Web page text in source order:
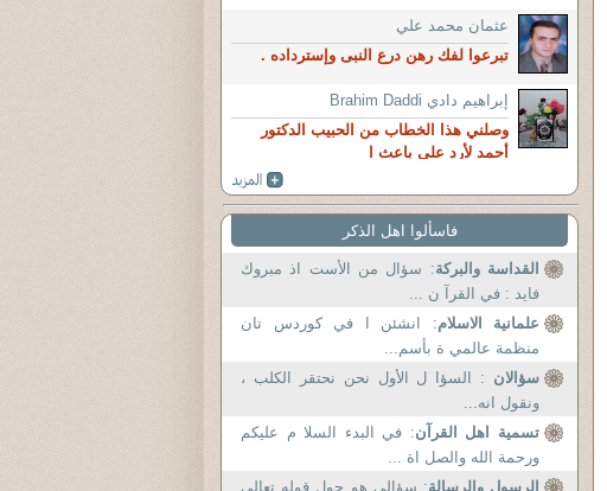
عثمان محمد علي
تبرعوا لفك رهن درع النبى وإسترداده .
إبراهيم دادي Brahim Daddi
وصلني هذا الخطاب من الحبيب الدكتور
أحمد لأرد على باعث ا
فاسألوا اهل الذكر
القداسة والبركة: سؤال من الأست اذ مبروك
فايد : في القرآ ن ...
علمانية الاسلام: انشئن ا في كوردس تان
منظمة عالمي ة بأسم...
سؤالان : السؤا ل الأول نحن نحتقر الكلب ،
ونقول انه...
تسمية اهل القرآن: في البدء السلا م عليكم
ورحمة الله والصل اة ...
الرسول والرسالة: سؤالي هو حول قوله تعالى